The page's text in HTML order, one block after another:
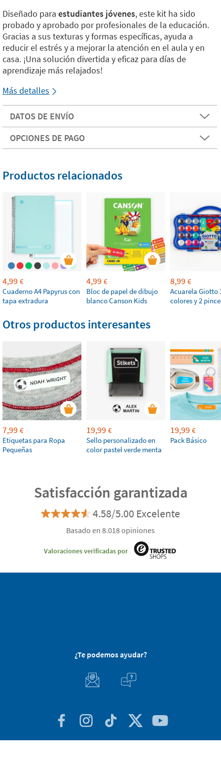
Diseñado para estudiantes jóvenes, este kit ha sido
probado y aprobado por profesionales de la educación.
Gracias a sus texturas y formas específicas, ayuda a
reducir el estrés y a mejorar la atención en el aula y en
casa. ¡Una solución divertida y eficaz para días de
aprendizaje más relajados!
Más detalles
DATOS DE ENVÍO
OPCIONES DE PAGO
Productos relacionados
4,99 €
Cuaderno A4 Papyrus con
tapa extradura
4,99 €
Bloc de papel de dibujo
blanco Canson Kids
8,99 €
Acuarela Giotto
colores y 2
Otros productos interesantes
7,99 €
Etiquetas para Ropa
Pequeñas
19,99 €
Sello personalizado en
color pastel verde menta
19,99 €
Pack Básico
Satisfacción garantizada
4.58/5.00 Excelente
Basado en 8.018 opiniones
Valoraciones verificadas por
¿Te podemos ayudar?